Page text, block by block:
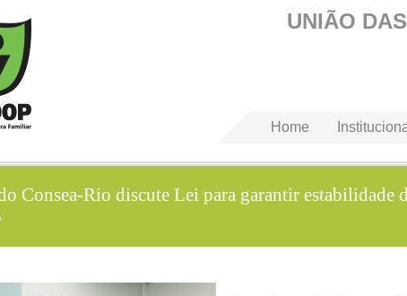
UNIÃO
Home
Consea-Rio discute Lei para garantir estabilidade